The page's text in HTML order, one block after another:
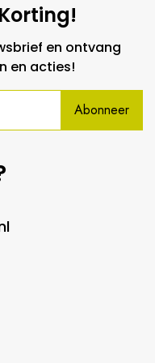
en ontvang
en acties!
Abonneer